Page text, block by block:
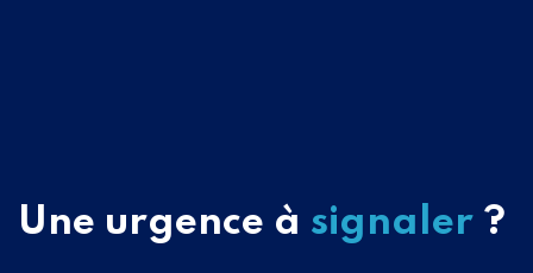
Une urgence à signaler ?